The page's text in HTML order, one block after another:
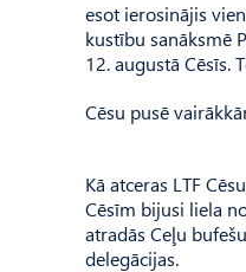
esot ierosinājis
kustību sanāksmē
12. augustā Cēsīs.
Cēsu pusē
Kā atceras LTF
Cēsīm bijusi liela
atradās Ceļu
delegācijas.